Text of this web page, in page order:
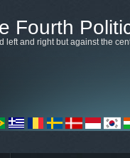
Fourth
left and right but against the